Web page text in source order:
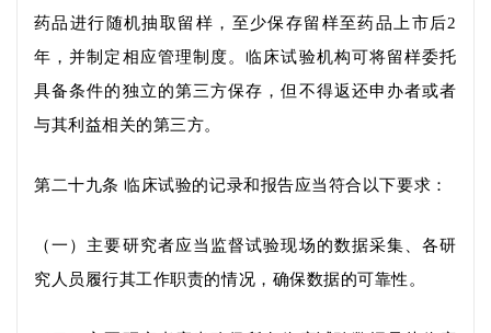
药品进行随机抽取留样，至少保存留样至药品上市后2
年，并制定相应管理制度。临床试验机构可将留样委托
具备条件的独立的第三方保存，但不得返还申办者或者
与其利益相关的第三方。
第二十九条 临床试验的记录和报告应当符合以下要求：
（一）主要研究者应当监督试验现场的数据采集、各研
究人员履行其工作职责的情况，确保数据的可靠性。